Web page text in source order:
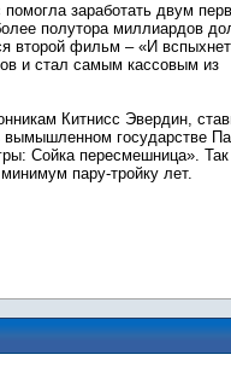
помогла заработать двум
полутора миллиардов
второй фильм – «И
и стал самым кассовым из
Китнисс Эвердин,
вымышленном государстве
Сойка пересмешница». Так
пару-тройку лет.